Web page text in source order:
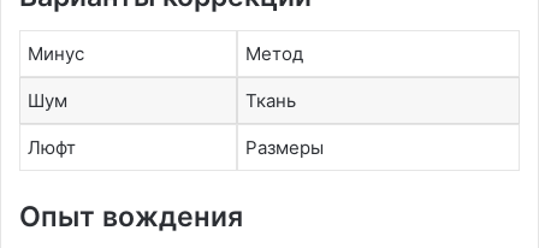
Минус Метод
Шум Ткань
Люфт Размеры
Опыт вождения